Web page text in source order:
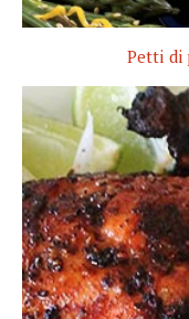
Petti di